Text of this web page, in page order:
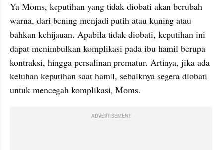
Ya Moms, keputihan yang tidak diobati akan berubah
warna, dari bening menjadi putih atau kuning atau
bahkan kehijauan. Apabila tidak diobati, keputihan ini
dapat menimbulkan komplikasi pada ibu hamil berupa
kontraksi, hingga persalinan prematur. Artinya, jika ada
keluhan keputihan saat hamil, sebaiknya segera diobati
untuk mencegah komplikasi, Moms.
ADVERTISEMENT